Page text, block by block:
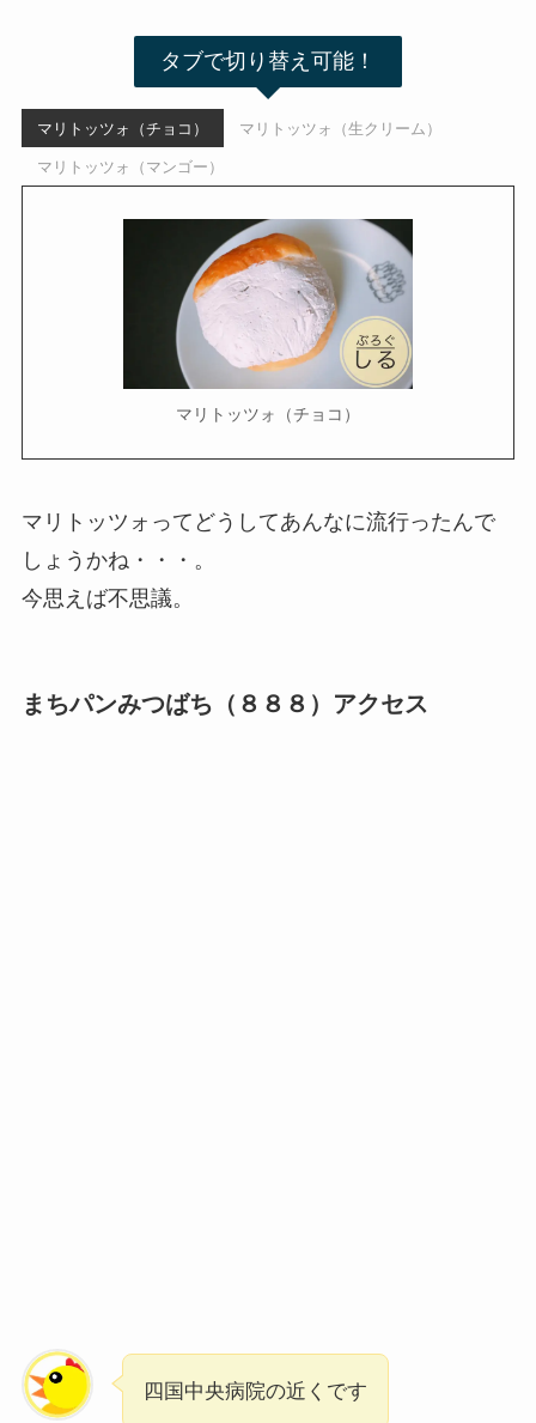
タブで切り替え可能！
マリトッツォ（チョコ） マリトッツォ（生クリーム）
マリトッツォ（マンゴー）
マリトッツォ（チョコ）
マリトッツォってどうしてあんなに流行ったんで
しょうかね・・・。
今思えば不思議。
まちパンみつばち（８８８）アクセス
四国中央病院の近くです